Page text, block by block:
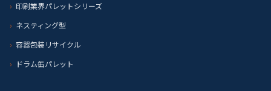
印刷業界パレットシリーズ
ネスティング型
容器包装リサイクル
ドラム缶パレット